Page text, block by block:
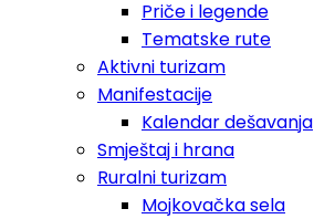
Priče i legende
Tematske rute
Aktivni turizam
Manifestacije
Kalendar dešavanja
Smještaj i hrana
Ruralni turizam
Mojkovačka sela